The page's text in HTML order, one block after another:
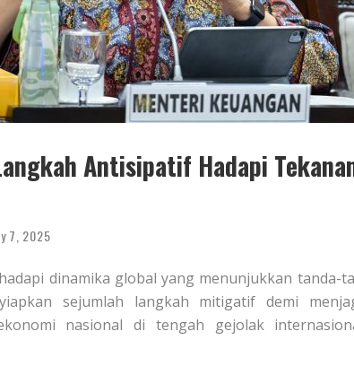
Antisipatif Hadapi
7, 2025
dinamika global yang menunjukkan tanda-
sejumlah langkah mitigatif demi
nasional di tengah gejolak